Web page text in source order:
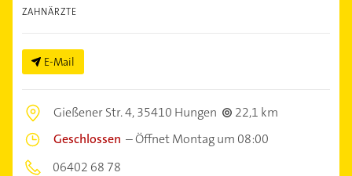
ZAHNÄRZTE
E-Mail
Gießener Str. 4,35410 Hungen
22,1 km
Geschlossen –Öffnet Montag um 08:00
06402 68 78